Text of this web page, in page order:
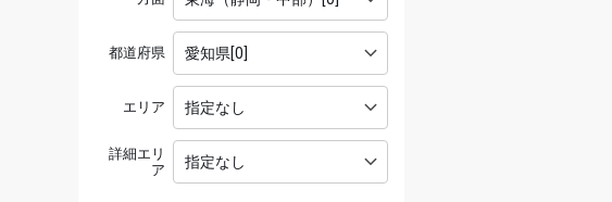
都道府県
エリア
詳細エリ
ア